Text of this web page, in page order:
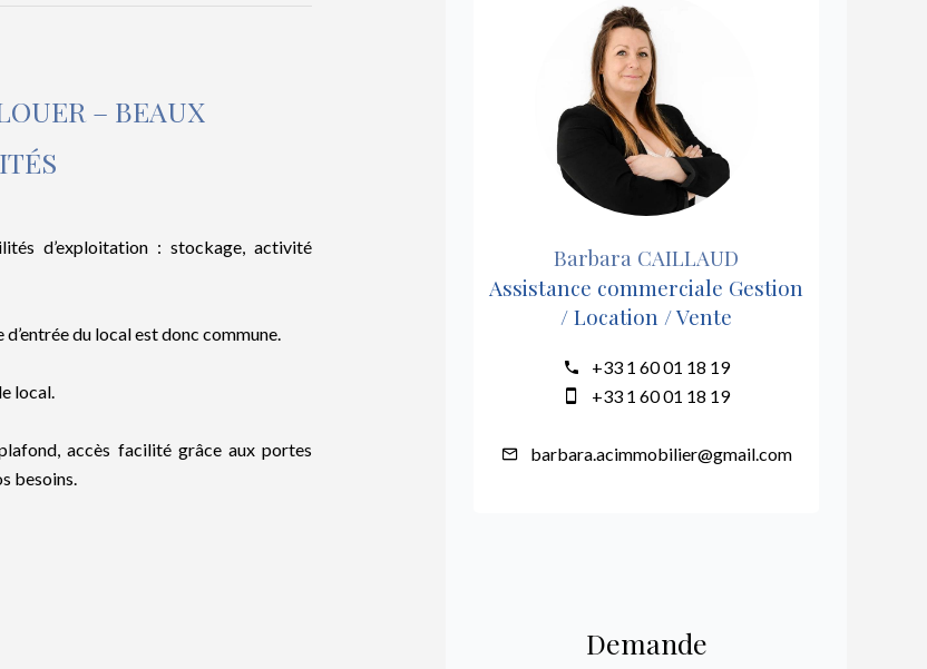
– BEAUX
d’exploitation : stockage, activité
du local est donc commune.
local.
accès facilité grâce aux portes
besoins.
Barbara CAILLAUD
Assistance commerciale Gestion
/ Location / Vente
+33 1 60 01 18 19
+33 1 60 01 18 19
barbara.acimmobilier@gmail.com
Demande